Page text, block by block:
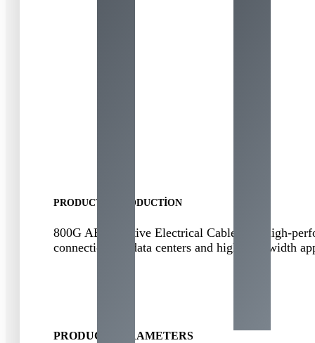
PRODUCT INTRODUCTION
800G AEC Active Electrical Cable
is a high-
connections in data centers and high-bandwidth
PRODUCT PARAMETERS